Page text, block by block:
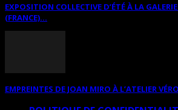
EXPOSITION COLLECTIVE D’ÉTÉ À LA
(FRANCE)...
EMPREINTES DE JOAN MIRO À L’ATELIER